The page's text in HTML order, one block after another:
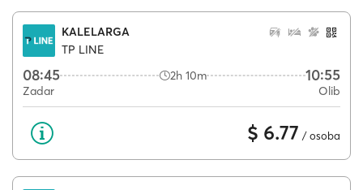
KALELARGA
TP LINE
08:45 2h 10m 10:55
Zadar Olib
$ 6.77 / osoba